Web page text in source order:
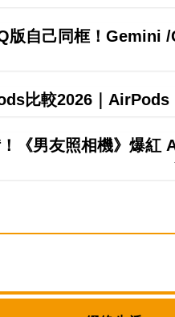
版自己同框！Gemini
比較2026｜
《男友照相機》爆紅